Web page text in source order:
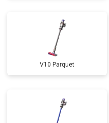
V10 Parquet